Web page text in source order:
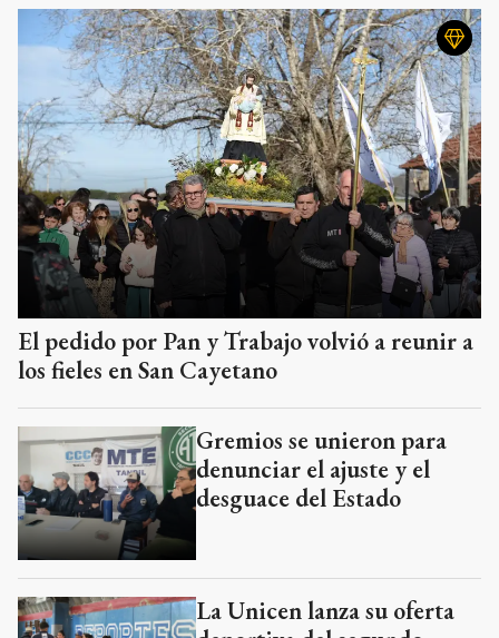
El pedido por Pan y Trabajo volvió a reunir a
los fieles en San Cayetano
Gremios se unieron para
denunciar el ajuste y el
desguace del Estado
La Unicen lanza su oferta